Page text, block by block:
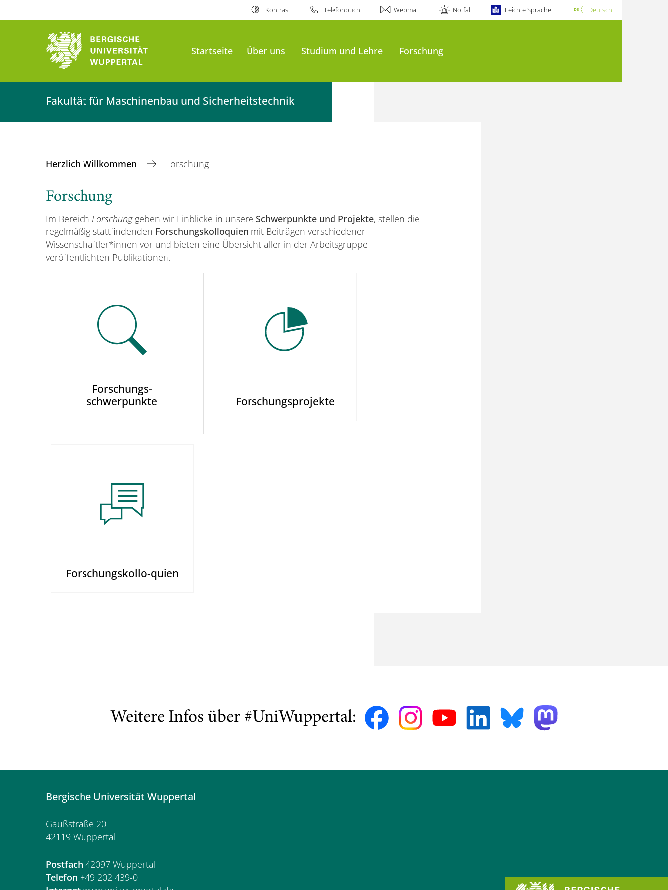
Kontrast Telefonbuch Webmail Notfall Leichte Sprache Deutsch
Startseite Über uns Studium und Lehre Forschung
Fakultät für Maschinenbau und Sicherheitstechnik
Herzlich Willkommen Forschung
Forschung
Im Bereich Forschunggeben wir Einblicke in unsere Schwerpunkte und Projekte, stellen die
regelmäßig stattfindenden Forschungskolloquien mit Beiträgen verschiedener
Wissenschaftler*innen vor und bieten eine Übersicht aller in der Arbeitsgruppe
veröffentlichten Publikationen.
Forschungs-
schwerpunkte
Forschungsprojekte
Forschungskollo-quien
Weitere Infos über #UniWuppertal:
Bergische Universität Wuppertal
Gaußstraße 20
42119 Wuppertal
Postfach 42097 Wuppertal
Telefon +49 202 439-0